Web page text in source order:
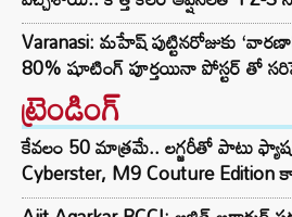
Varanasi: మహేష్ పుట్టినరోజుకు
80% షూటింగ్ పూర్తయినా పోస్టర్ తో
ట్రెండింగ్‌
కేవలం 50 మాత్రమే.. లగ్జరీతో పాటు
Cyberster, M9 Couture Edition